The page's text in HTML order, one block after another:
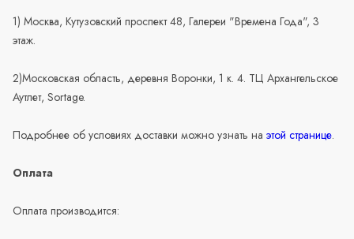
1) Москва, Кутузовский проспект 48, Галереи "Времена Года", 3
этаж.
2)Московская область, деревня Воронки, 1 к. 4. ТЦ Архангельское
Аутлет, Sortage.
Подробнее об условиях доставки можно узнать на этой странице.
Оплата
Оплата производится: